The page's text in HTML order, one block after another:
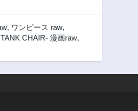
, ワンピース raw,
CHAIR- 漫画raw,